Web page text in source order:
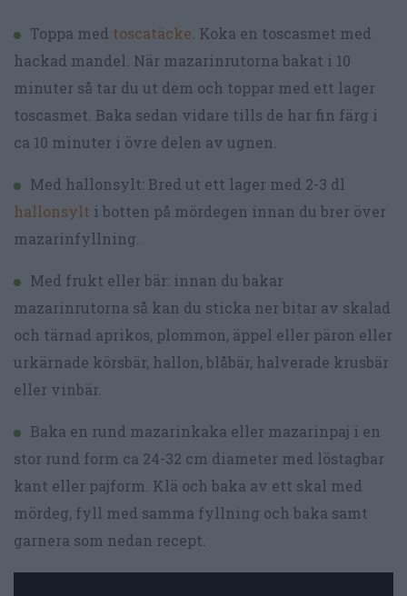
Toppa med toscatäcke. Koka en toscasmet med
hackad mandel. När mazarinrutorna bakat i 10
minuter så tar du ut dem och toppar med ett lager
toscasmet. Baka sedan vidare tills de har fin färg i
ca 10 minuter i övre delen av ugnen.
Med hallonsylt: Bred ut ett lager med 2-3 dl
hallonsylt i botten på mördegen innan du brer över
mazarinfyllning.
Med frukt eller bär: innan du bakar
mazarinrutorna så kan du sticka ner bitar av skalad
och tärnad aprikos, plommon, äppel eller päron eller
urkärnade körsbär, hallon, blåbär, halverade krusbär
eller vinbär.
Baka en rund mazarinkaka eller mazarinpaj i en
stor rund form ca 24-32 cm diameter med löstagbar
kant eller pajform. Klä och baka av ett skal med
mördeg, fyll med samma fyllning och baka samt
garnera som nedan recept.